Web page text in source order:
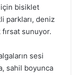
için bisiklet
parkları, deniz
sunuyor.
sesi
sahil boyunca